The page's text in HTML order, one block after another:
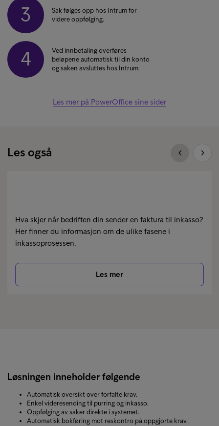
3
Sak følges opp hos Intrum for
videre oppfølging.
4
Ved innbetaling overføres
beløpene automatisk til din konto
og saken avsluttes hos Intrum.
Les mer på PowerOffice sine sider
Les også
Hva skjer når bedriften din sender en faktura til inkasso?
Her finner du informasjon om de ulike fasene i
inkassoprosessen.
Les mer
Løsningen inneholder følgende
Automatisk oversikt over forfalte krav.
Enkel videresending til purring og inkasso.
Oppfølging av saker direkte i systemet.
Automatisk bokføring mot reskontro på oppgjorte krav.